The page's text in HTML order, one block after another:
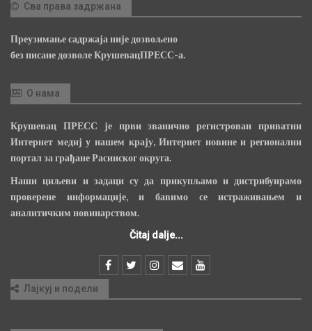
Сва права задржана
Преузимање садржаја није дозвољено
без писане дозволе КрушевацПРЕСС-а.
О нама
Крушевац ПРЕСС је први званично регистрован приватни
Интернет медиј у нашем крају, Интернет новине и регионални
портал за грађане Расинског округа.
Наши циљеви и задаци су да прикупљамо и дистрибуирамо
проверене информације, и бавимо се истраживањем и
аналитичким новинарством.
Čitaj dalje...
Лајкуј и подели